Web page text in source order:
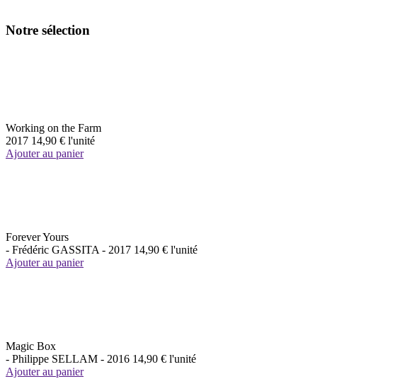
Notre sélection
Working on the Farm
2017 14,90 € l'unité
Ajouter au panier
Forever Yours
- Frédéric GASSITA - 2017 14,90 € l'unité
Ajouter au panier
Magic Box
- Philippe SELLAM - 2016 14,90 € l'unité
Ajouter au panier